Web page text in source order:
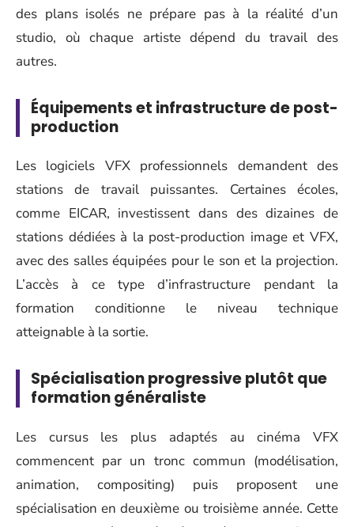
des plans isolés ne prépare pas à la réalité d’un
studio, où chaque artiste dépend du travail des
autres.
Équipements et infrastructure de post-
production
Les logiciels VFX professionnels demandent des
stations de travail puissantes. Certaines écoles,
comme EICAR, investissent dans des dizaines de
stations dédiées à la post-production image et VFX,
avec des salles équipées pour le son et la projection.
L’accès à ce type d’infrastructure pendant la
formation conditionne le niveau technique
atteignable à la sortie.
Spécialisation progressive plutôt que
formation généraliste
Les cursus les plus adaptés au cinéma VFX
commencent par un tronc commun (modélisation,
animation, compositing) puis proposent une
spécialisation en deuxième ou troisième année. Cette